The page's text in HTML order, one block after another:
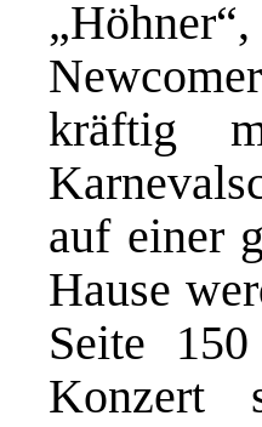
kräftig
auf einer
Hause
Seite
Konzert